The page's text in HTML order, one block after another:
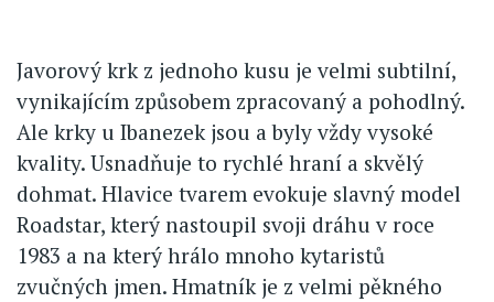
Javorový krk z jednoho kusu je velmi subtilní,
vynikajícím způsobem zpracovaný a pohodlný.
Ale krky u Ibanezek jsou a byly vždy vysoké
kvality. Usnadňuje to rychlé hraní a skvělý
dohmat. Hlavice tvarem evokuje slavný model
Roadstar, který nastoupil svoji dráhu v roce
1983 a na který hrálo mnoho kytaristů
zvučných jmen. Hmatník je z velmi pěkného